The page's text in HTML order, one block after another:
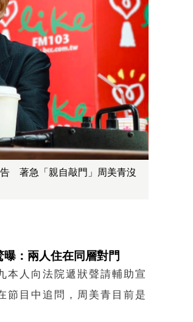
著急「親自敲門」周美青沒
曝：兩人住在同層對門
本人向法院遞狀聲請輔助宣
節目中追問，周美青目前是